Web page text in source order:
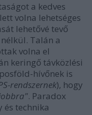
a kedves
volna lehetséges
lehetővé tevő
Talán a
volna el
keringő távközlési
hívőnek is
rendszernek), hogy
. Paradox
technika